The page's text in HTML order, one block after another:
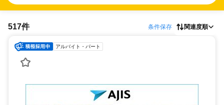
517件 条件保存 関連度順
アルバイト・パート